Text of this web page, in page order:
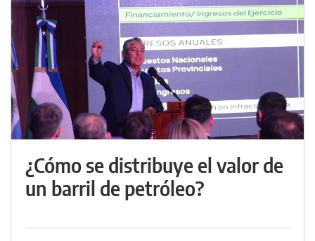
¿Cómo se distribuye el valor de
un barril de petróleo?